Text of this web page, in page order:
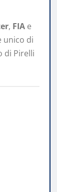
, FIA e
unico di
di Pirelli